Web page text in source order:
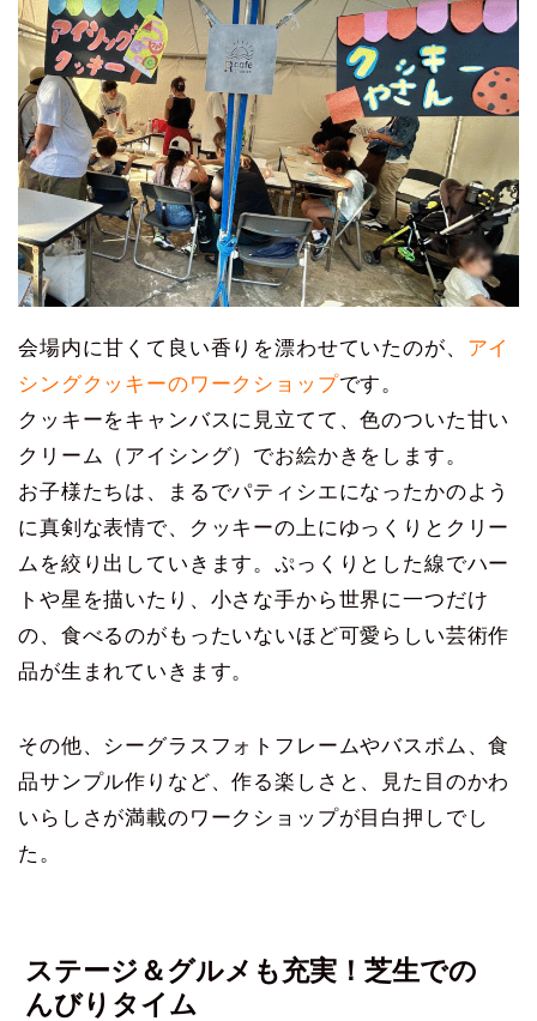
会場内に甘くて良い香りを漂わせていたのが、 アイ
シングクッキーのワークショップです。
クッキーをキャンバスに見立てて、色のついた甘い
クリーム（アイシング）でお絵かきをします。
お子様たちは、まるでパティシエになったかのよう
に真剣な表情で、クッキーの上にゆっくりとクリー
ムを絞り出していきます。ぷっくりとした線でハー
トや星を描いたり、小さな手から世界に一つだけ
の、食べるのがもったいないほど可愛らしい芸術作
品が生まれていきます。
その他、シーグラスフォトフレームやバスボム、食
品サンプル作りなど、作る楽しさと、見た目のかわ
いらしさが満載のワークショップが目白押しでし
た。
ステージ＆グルメも充実！芝生での
んびりタイム